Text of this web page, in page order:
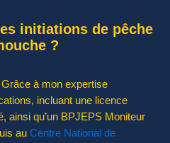
initiations de pêche
?
Grâce à mon expertise
incluant une licence
ainsi qu’un BPJEPS Moniteur
au Centre National de